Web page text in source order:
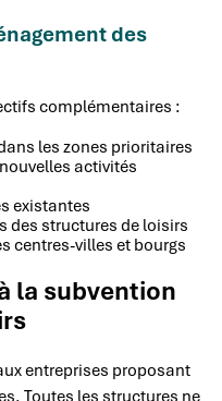
des
complémentaires :
les zones prioritaires
activités
existantes
des structures de loisirs
centres-villes et bourgs
la subvention
entreprises proposant
Toutes les structures ne